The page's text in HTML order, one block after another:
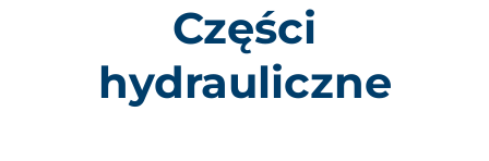
Części
hydrauliczne